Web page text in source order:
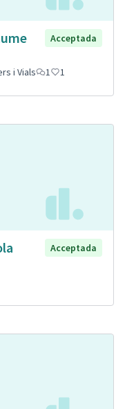
Acceptada
i Vials 1 1
Acceptada